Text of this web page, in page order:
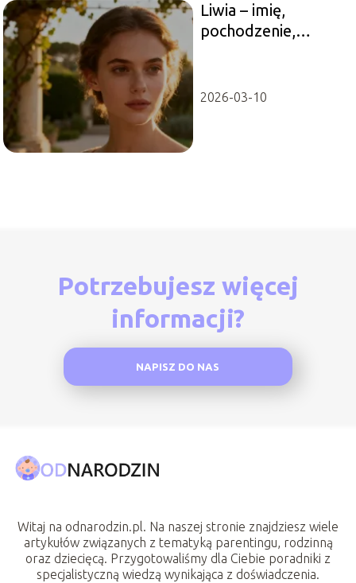
Liwia – imię,
pochodzenie,
2026-03-10
Potrzebujesz więcej
informacji?
NAPISZ DO NAS
Witaj na odnarodzin.pl. Na naszej stronie znajdziesz wiele
artykułów związanych z tematyką parentingu, rodzinną
oraz dziecięcą. Przygotowaliśmy dla Ciebie poradniki z
specjalistyczną wiedzą wynikająca z doświadczenia.